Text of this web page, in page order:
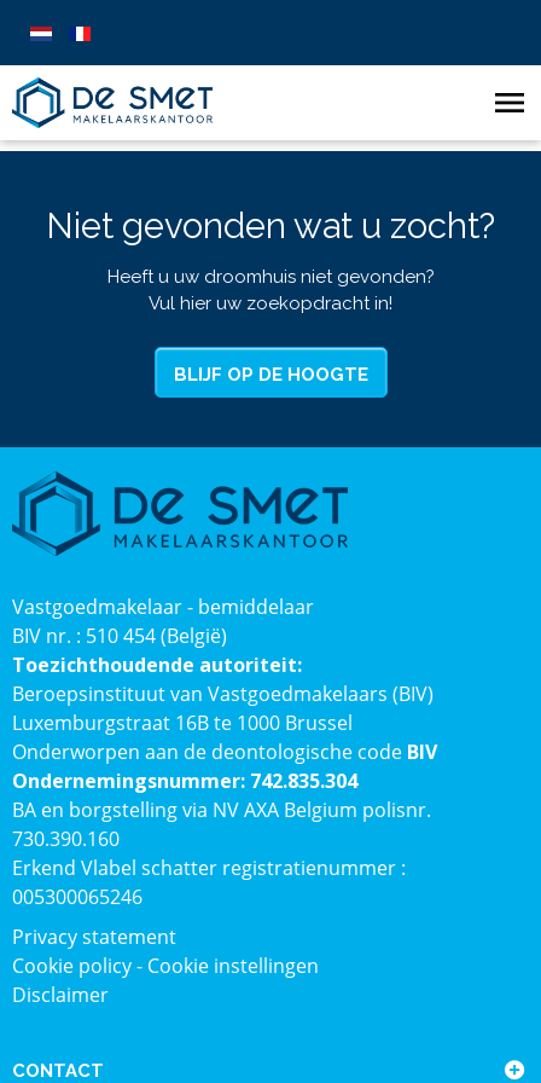
Niet gevonden wat u zocht?
Heeft u uw droomhuis niet gevonden?
Vul hier uw zoekopdracht in!
BLIJF OP DE HOOGTE
Vastgoedmakelaar - bemiddelaar
BIV nr. : 510 454 (België)
Toezichthoudende autoriteit:
Beroepsinstituut van Vastgoedmakelaars (BIV)
Luxemburgstraat 16B te 1000 Brussel
Onderworpen aan de deontologische code BIV
Ondernemingsnummer: 742.835.304
BA en borgstelling via NV AXA Belgium polisnr.
730.390.160
Erkend Vlabel schatter registratienummer :
005300065246
Privacy statement
Cookie policy- Cookie instellingen
Disclaimer
CONTACT